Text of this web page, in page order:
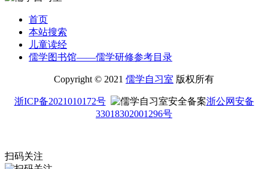
首页
本站搜索
儿童读经
儒学图书馆——儒学研修参考目录
Copyright © 2021 儒学自习室 版权所有
浙ICP备2021010172号
浙公网安备
33018302001296号
扫码关注